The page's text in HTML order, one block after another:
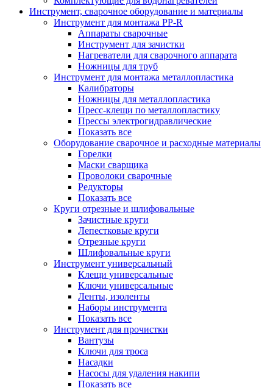
Инструмент, сварочное оборудование и материалы
Инструмент для монтажа PP-R
Аппараты сварочные
Инструмент для зачистки
Нагреватели для сварочного аппарата
Ножницы для труб
Инструмент для монтажа металлопластика
Калибраторы
Ножницы для металлопластика
Пресс-клещи по металлопластику
Прессы электрогидравлические
Показать все
Оборудование сварочное и расходные материалы
Горелки
Маски сварщика
Проволоки сварочные
Редукторы
Показать все
Круги отрезные и шлифовальные
Зачистные круги
Лепестковые круги
Отрезные круги
Шлифовальные круги
Инструмент универсальный
Клещи универсальные
Ключи универсальные
Ленты, изоленты
Наборы инструмента
Показать все
Инструмент для прочистки
Вантузы
Ключи для троса
Насадки
Насосы для удаления накипи
Показать все